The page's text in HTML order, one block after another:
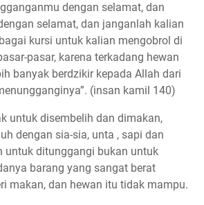
dengan selamat, dan
selamat, dan janganlah kalian
kursi untuk kalian mengobrol di
pasar, karena terkadang hewan
banyak berdzikir kepada Allah dari
(insan kamil 140)
untuk disembelih dan dimakan,
dengan sia-sia, unta , sapi dan
untuk ditunggangi bukan untuk
barang yang sangat berat
makan, dan hewan itu tidak mampu.